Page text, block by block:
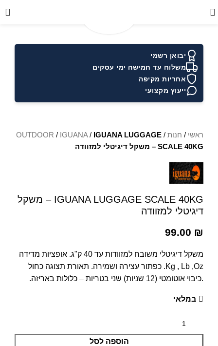
0
יבואן רשמי
משלוח עד חמישה ימי עסקים
אחריות מקיפה
ייעוץ מקצועי
ראשי / חנות /
OUTDOOR / IGUANA/ IGUANA LUGGAGE
SCALE 40KG – משקל דיגיטלי למזוודה
IGUANA LUGGAGE SCALE 40KG – משקל
דיגיטלי למזוודה
99.00 ₪
משקל דיגיטלי משובח למזוודות עד 40 ק"ג. אופציות מדידה
Kg , Lb ,Oz. כפתור עצירה ושמירה. תאורת תצוגה כחול
.כיבוי אוטומטי (12 שניות) שני בטריות – כלולות באריזה.
במלאי
הוספה לסל